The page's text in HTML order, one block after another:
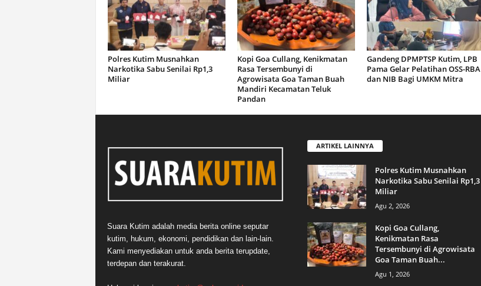
Polres Kutim Musnahkan
Narkotika Sabu Senilai Rp1,3
Miliar
Kopi Goa Cullang, Kenikmatan
Rasa Tersembunyi di
Agrowisata Goa Taman Buah
Mandiri Kecamatan Teluk
Pandan
Gandeng DPMPTSP Kutim, LPB
Pama Gelar Pelatihan OSS-RBA
dan NIB Bagi UMKM Mitra
Suara Kutim adalah media berita online seputar
kutim, hukum, ekonomi, pendidikan dan lain-lain.
Kami menyediakan untuk anda berita terupdate,
terdepan dan terakurat.
ARTIKEL LAINNYA
Polres Kutim Musnahkan
Narkotika Sabu Senilai Rp1,3
Miliar
Agu 2, 2026
Kopi Goa Cullang,
Kenikmatan Rasa
Tersembunyi di Agrowisata
Goa Taman Buah...
Agu 1, 2026